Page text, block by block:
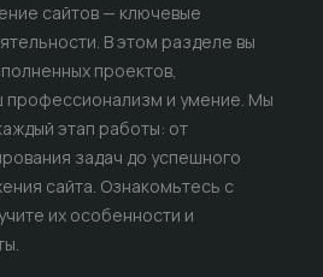
сайтов — ключевые
В этом разделе вы
проектов,
и умение. Мы
этап работы: от
задач до успешного
сайта. Ознакомьтесь с
их особенности и